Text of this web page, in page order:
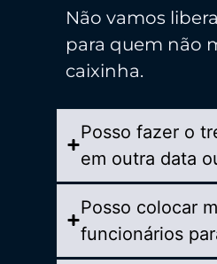
Não vamos
para quem não
caixinha.
Posso fazer o
em outra data
Posso colocar
funcionários